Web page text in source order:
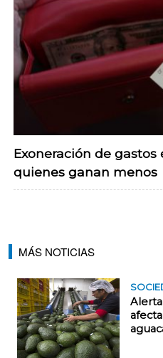
Exoneración de
quienes ganan menos
MÁS NOTICIAS